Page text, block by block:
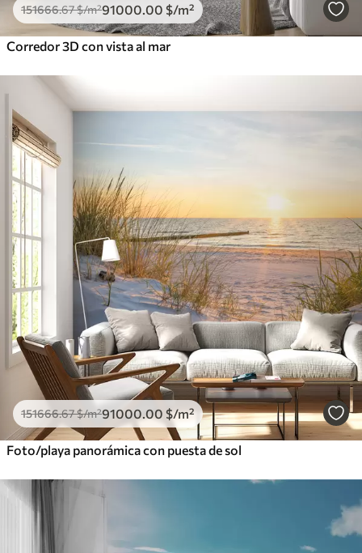
151666.67$/m²91000 .00 $/m²
Corredor 3D con vista al mar
151666.67$/m²91000 .00 $/m²
Foto/playa panorámica con puesta de sol